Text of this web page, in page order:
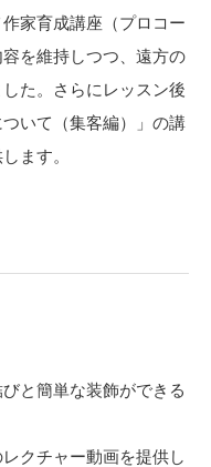
家育成講座（プロコー
を維持しつつ、遠方の
た。さらにレッスン後
いて（集客編）」の講
ます。
と簡単な装飾ができる
クチャー動画を提供し